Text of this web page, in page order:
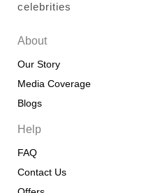
celebrities
About
Our Story
Media Coverage
Blogs
Help
FAQ
Contact Us